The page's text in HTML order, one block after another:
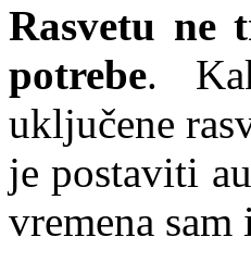
Rasvetu ne
potrebe.
uključene
je postaviti
vremena